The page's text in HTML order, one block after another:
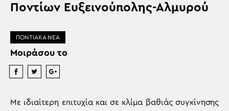
Ποντίων Ευξεινούπολης-Αλμυρού
ΠΟΝΤΙΑΚΑ ΝΕΑ
Μοιράσου το
Με ιδιαίτερη επιτυχία και σε κλίμα βαθιάς συγκίνησης